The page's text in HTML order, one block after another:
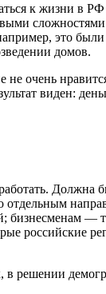
к жизни в
это
домов.
очень
виден:
отдельным
—
российские
решении